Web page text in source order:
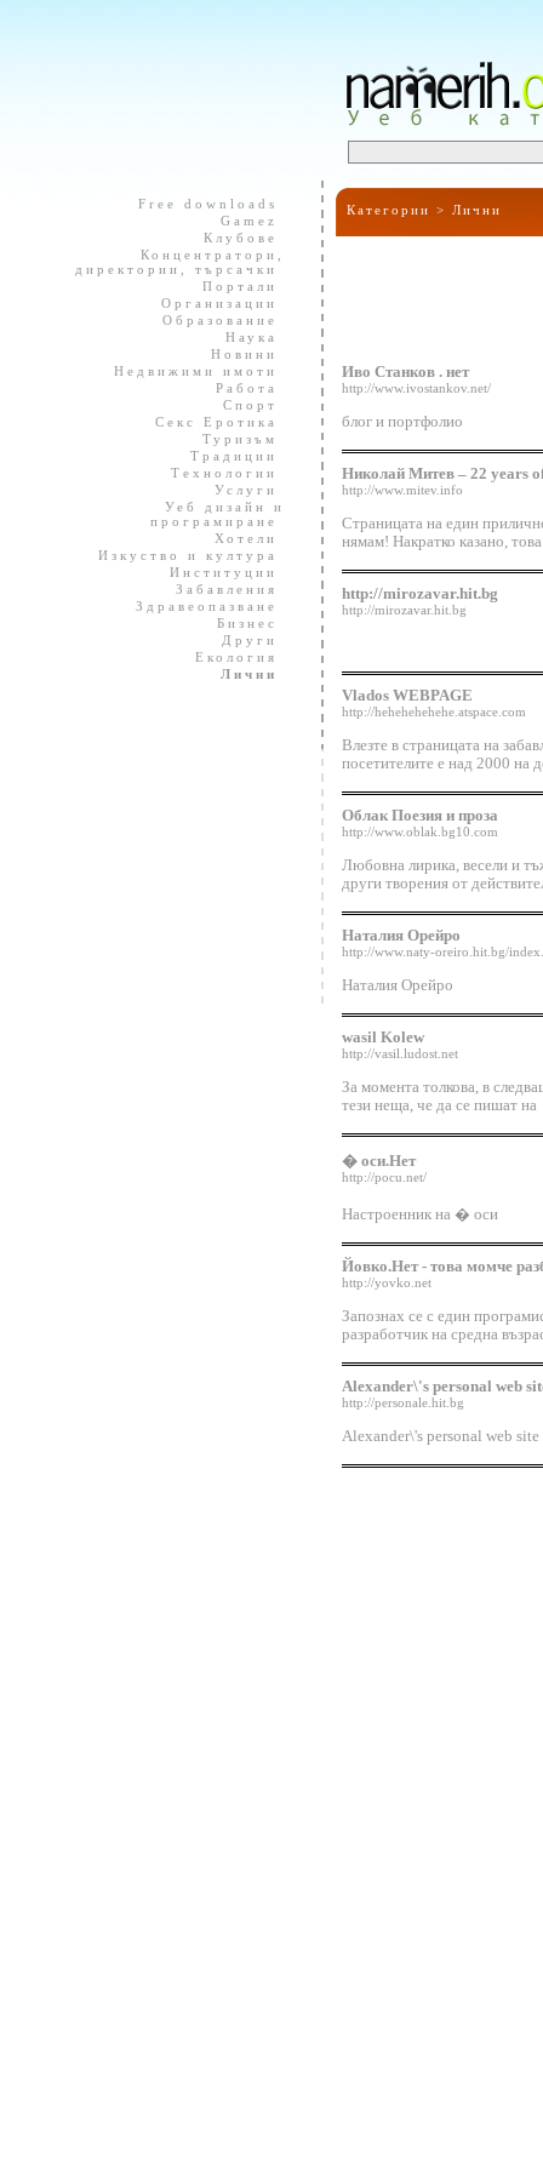
Free downloads
Gamez
Клубове
Концентратори,
директории, търсачки
Портали
Организации
Образование
Наука
Новини
Недвижими имоти
Работа
Спорт
Секс Еротика
Туризъм
Традиции
Технологии
Услуги
Уеб дизайн и
програмиране
Хотели
Изкуство и култура
Институции
Забавления
Здравеопазване
Бизнес
Други
Екология
Лични
Категории >Лични
Иво Станков . нет
http://www.ivostankov.net/
блог и портфолио
Николай Митев – 22 years
http://www.mitev.info
Страницата на един
нямам! Накратко казано,
http://mirozavar.hit.bg
http://mirozavar.hit.bg
Vlados WEBPAGE
http://hehehehehehe.atspace.com
Влезте в страницата на
посетителите е над 2000 на
Облак Поезия и проза
http://www.oblak.bg10.com
Любовна лирика, весели и
други творения от
Наталия Орейро
http://www.naty-oreiro.hit.bg/
Наталия Орейро
wasil Kolew
http://vasil.ludost.net
За момента толкова, в
тези неща, че да се пишат на
� оси.Нет
http://pocu.net/
Настроенник на � оси
Йовко.Нет - това момче
http://yovko.net
Запознах се с един
разработчик на средна
Alexander\'s personal web
http://personale.hit.bg
Alexander\'s personal web site